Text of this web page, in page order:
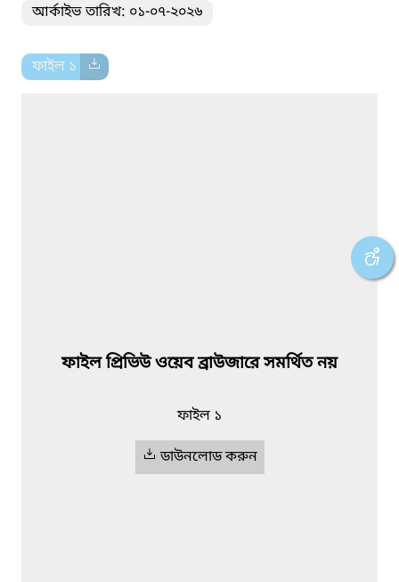
আর্কাইভ তারিখ: ০১-০৭-২০২৬
ফাইল ১
ফাইল প্রিভিউ ওয়েব ব্রাউজারে সমর্থিত নয়
ফাইল ১
ডাউনলোড করুন